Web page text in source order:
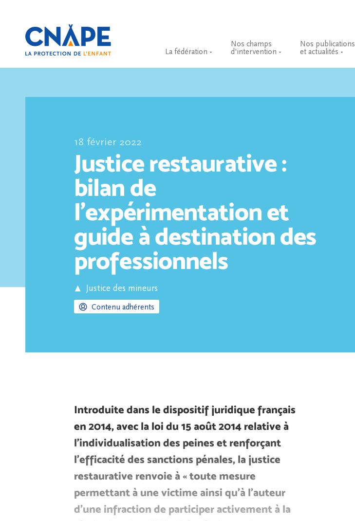
La fédération
Nos champs
d'intervention
Nos publications
et actualités
18 février 2022
Justice restaurative :
bilan de
l’expérimentation et
guide à destination des
professionnels
Justice des mineurs
Contenu adhérents
Introduite dans le dispositif juridique français
en 2014, avec la loi du 15 août 2014 relative à
l’individualisation des peines et renforçant
l’efficacité des sanctions pénales, la justice
restaurative renvoie à « toute mesure
permettant à une victime ainsi qu’à l’auteur
d’une infraction de participer activement à la